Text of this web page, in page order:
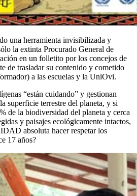
una herramienta invisibilizada y
la extinta Procurado General de
en un folletito por los concejos de
de trasladar su contenido y cometido
a las escuelas y la UniOvi.
“están cuidando” y gestionan
superficie terrestre del planeta, y si
de la biodiversidad del planeta y cerca
y paisajes ecológicamente intactos,
absoluta hacer respetar los
17 años?